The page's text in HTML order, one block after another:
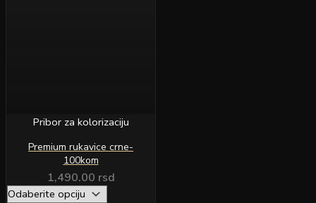
Pribor za kolorizaciju
Premium rukavice crne-
100kom
1,490.00 rsd
proizvoda.